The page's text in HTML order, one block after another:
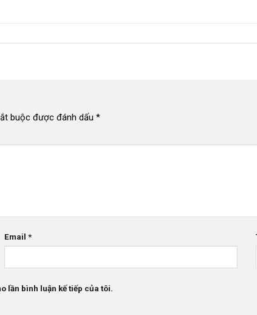
buộc được đánh dấu *
Email*
lần bình luận kế tiếp của tôi.